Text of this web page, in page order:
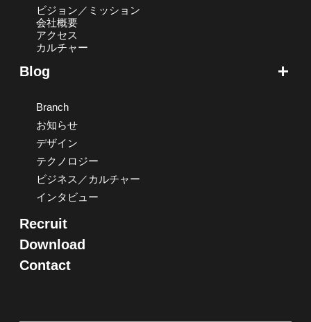
ビジョン／ミッション
会社概要
アクセス
カルチャー
Blog
Branch
お知らせ
デザイン
テクノロジー
ビジネス／カルチャー
インタビュー
Recruit
Download
Contact